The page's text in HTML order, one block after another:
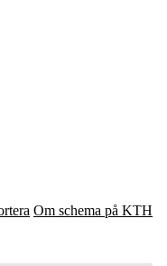
Om schema på KTH